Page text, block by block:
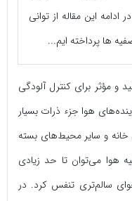
این مقاله از توانی
و مؤثر برای کنترل آلودگی
هوا جزء ذرات بسیار
و سایر محیط‌های بسته
هوا می‌توان تا حد زیادی
سالم‌تری تنفس کرد. در